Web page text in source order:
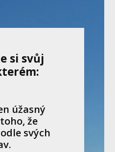
si svůj
úžasný
že
svých